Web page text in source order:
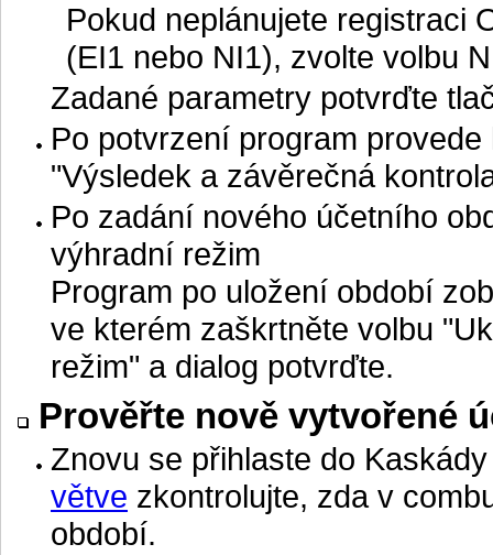
Pokud neplánujete registraci
(EI1 nebo NI1), zvolte volbu
Zadané parametry potvrďte
Po potvrzení program
"Výsledek a závěrečná
Po zadání nového účetního
výhradní režim
Program po uložení období
ve kterém zaškrtněte volbu
režim" a dialog potvrďte.
Prověřte nově vytvořené
Znovu se přihlaste do
větve zkontrolujte, zda v
období.